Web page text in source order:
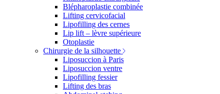
Blépharoplastie combinée
Lifting cervicofacial
Lipofilling des cernes
Lip lift – lèvre supérieure
Otoplastie
Chirurgie de la silhouette
Liposuccion à Paris
Liposuccion ventre
Lipofilling fessier
Lifting des bras